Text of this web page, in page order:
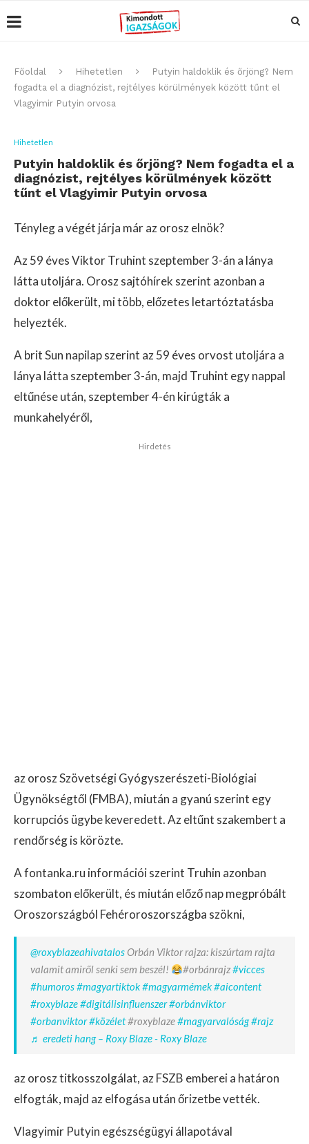
Főoldal Hihetetlen
Putyin haldoklik és őrjöng? Nem
fogadta el a diagnózist, rejtélyes körülmények között tűnt el
Vlagyimir Putyin orvosa
Hihetetlen
Putyin haldoklik és őrjöng? Nem fogadta el a
diagnózist, rejtélyes körülmények között
tűnt el Vlagyimir Putyin orvosa
Tényleg a végét járja már az orosz elnök?
Az 59 éves Viktor Truhint szeptember 3-án a lánya
látta utoljára. Orosz sajtóhírek szerint azonban a
doktor előkerült, mi több, előzetes letartóztatásba
helyezték.
A brit Sun napilap szerint az 59 éves orvost utoljára a
lánya látta szeptember 3-án, majd Truhint egy nappal
eltűnése után, szeptember 4-én kirúgták a
munkahelyéről,
Hirdetés
az orosz Szövetségi Gyógyszerészeti-Biológiai
Ügynökségtől (FMBA), miután a gyanú szerint egy
korrupciós ügybe keveredett. Az eltűnt szakembert a
rendőrség is körözte.
A fontanka.ru információi szerint Truhin azonban
szombaton előkerült, és miután előző nap megpróbált
Oroszországból Fehéroroszországba szökni,
@roxyblazeahivatalosOrbán Viktor rajza: kiszúrtam rajta
valamit amiről senki sem beszél!
#orbánrajz#vicces
#humoros#magyartiktok#magyarmémek#aicontent
#roxyblaze#digitálisinfluenszer#orbánviktor
#orbanviktor#közélet#roxyblaze#magyarvalóság#rajz
♬ eredeti hang – Roxy Blaze - Roxy Blaze
az orosz titkosszolgálat, az FSZB emberei a határon
elfogták, majd az elfogása után őrizetbe vették.
Vlagyimir Putyin egészségügyi állapotával